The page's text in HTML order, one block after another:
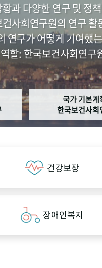
과 다양한 연구 및 정
사회연구원의 연구
연구가 어떻게 기여했
할: 한국보건사회연
국가 기본계
한국보건사회
건강보장
장애인복지